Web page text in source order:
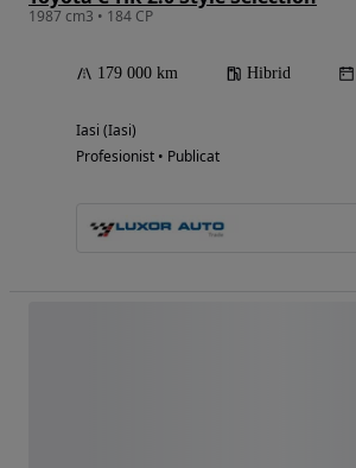
1987 cm3 • 184 CP
179 000 km Hibrid
Iasi (Iasi)
Profesionist • Publicat